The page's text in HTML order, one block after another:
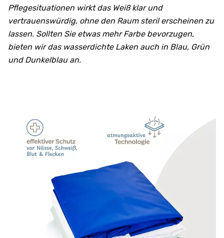
Pflegesituationen wirkt das Weiß klar und
vertrauenswürdig, ohne den Raum steril erscheinen zu
lassen. Sollten Sie etwas mehr Farbe bevorzugen,
bieten wir das wasserdichte Laken auch in Blau, Grün
und Dunkelblau an.